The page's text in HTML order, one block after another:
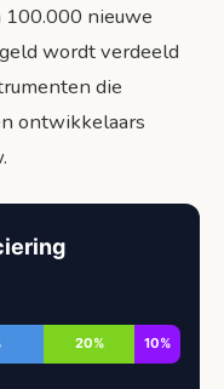
100.000 nieuwe
wordt verdeeld
die
ontwikkelaars
20% 10%